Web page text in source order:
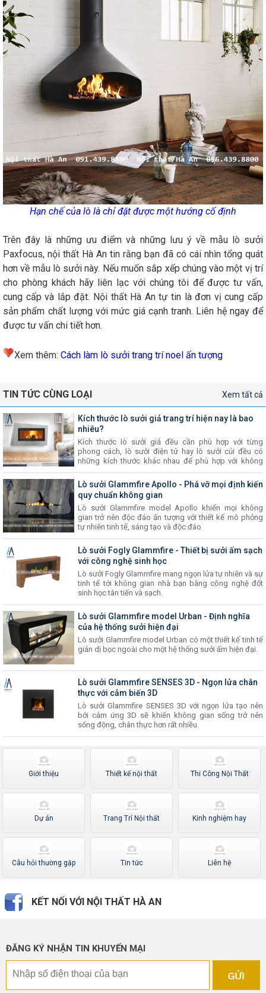
Hạn chế của lò là chỉ đặt được một hướng cố định
Trên đây là những ưu điểm và những lưu ý về mẫu lò sưởi
Paxfocus, nội thất Hà An tin rằng bạn đã có cái nhìn tổng quát
hơn về mẫu lò sưởi này. Nếu muốn sắp xếp chúng vào một vị trí
cho phòng khách hãy liên lạc với chúng tôi để được tư vấn,
cung cấp và lắp đặt. Nội thất Hà An tự tin là đơn vị cung cấp
sản phẩm chất lượng với mức giá cạnh tranh. Liên hệ ngay để
được tư vấn chi tiết hơn.
Xem thêm: Cách làm lò sưởi trang trí noel ấn tượng
Xem tất cả
TIN TỨC CÙNG LOẠI
Kích thước lò sưởi giả trang trí hiện nay là bao
nhiêu?
Kích thước lò sưởi giả đều cần phù hợp với từng
phong cách, lò sưởi điện tử hay lò sưởi củi đều có
những kích thước khác nhau để phù hợp với không
Lò sưởi Glammfire Apollo - Phá vỡ mọi định kiến
quy chuẩn không gian
Lò sưởi Glammfire model Apollo khiến mọi không
gian trở nên độc đáo ấn tượng với thiết kế mô phỏng
tự nhiên tinh tế, sáng tạo và độc đáo
Lò sưởi Fogly Glammfire - Thiết bị sưởi ấm sạch
với công nghệ sinh học
Lò sưởi Fogly Glammfire mang ngọn lửa tự nhiên và sự
tinh tế tới không gian nhà bạn bằng công nghệ đốt
sinh học tân tiến và sạch.
Lò sưởi Glammfire model Urban - Định nghĩa
của hệ thống sưởi hiện đại
Lò sưởi Glammfire model Urban có một thiết kế tinh tế
giản dị bọc ngoài cho một hệ thống sưởi ấm hiện đại.
Lò sưởi Glammfire SENSES 3D - Ngọn lửa chân
thực với cảm biến 3D
Lò sưởi Glammfire SENSES 3D với ngọn lửa tạo nên
bởi cảm ứng 3D sẽ khiến không gian sống trở nên
sống động, chân thực hơn rất nhiều.
Giới thiệu Thiết kế nội thất Thi Công Nội Thất
Dự án Trang Trí Nội thất Kinh nghiệm hay
Câu hỏi thường gặp Tin tức Liên hệ
KẾT NỐI VỚI NỘI THẤT HÀ AN
ĐĂNG KÝ NHẬN TIN KHUYẾN MẠI